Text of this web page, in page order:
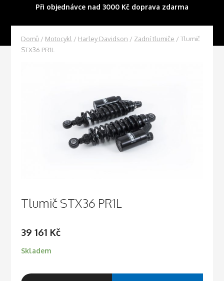
Při objednávce nad 3000 Kč doprava zdarma
Domů / Motocykl / Harley Davidson / Zadní tlumiče / Tlumič
STX36 PR1L
Tlumič STX36 PR1L
39 161 Kč
Skladem